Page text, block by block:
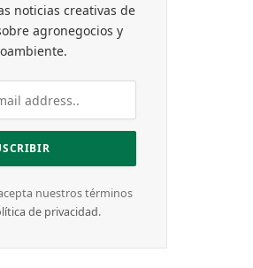
noticias creativas de
agronegocios y
nuestros términos
de privacidad.